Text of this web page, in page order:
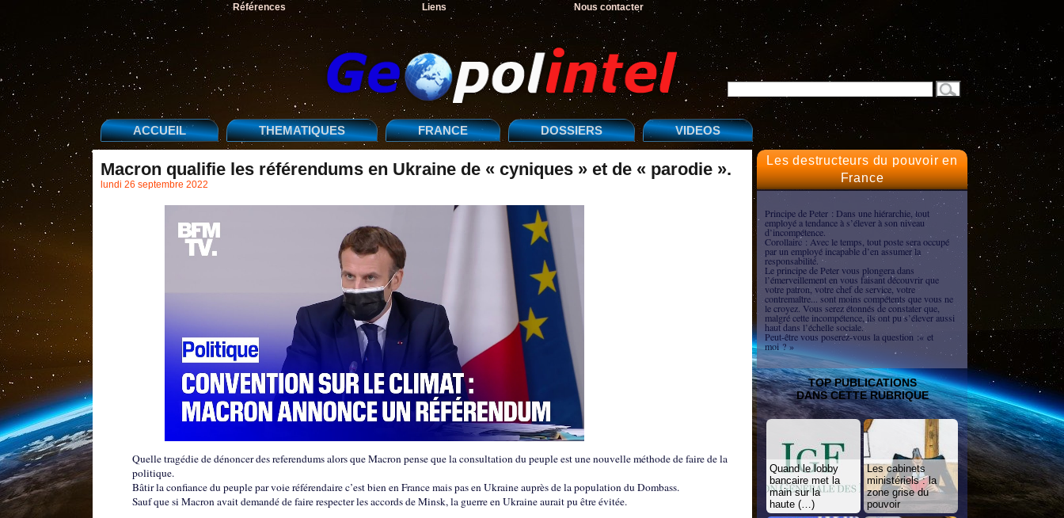
Références Liens Nous contacter
ACCUEIL THEMATIQUES FRANCE DOSSIERS VIDEOS
Macron qualifie les référendums en Ukraine de « cyniques » et de « parodie ».
lundi 26 septembre 2022
Quelle tragédie de dénoncer des referendums alors que Macron pense que la consultation du peuple est une nouvelle méthode de faire de la
politique.
Bâtir la confiance du peuple par voie référendaire c’est bien en France mais pas en Ukraine auprès de la population du Dombass.
Sauf que si Macron avait demandé de faire respecter les accords de Minsk, la guerre en Ukraine aurait pu être évitée.
Les destructeurs du pouvoir en
France
Principe de Peter : Dans une hiérarchie, tout
employé a tendance à s’élever à son niveau
d’incompétence.
Corollaire : Avec le temps, tout poste sera occupé
par un employé incapable d’en assumer la
responsabilité.
Le principe de Peter vous plongera dans
l’émerveillement en vous faisant découvrir que
votre patron, votre chef de service, votre
contremaître... sont moins compétents que vous ne
le croyez. Vous serez étonnés de constater que,
malgré cette incompétence, ils ont pu s’élever aussi
haut dans l’échelle sociale.
Peut-être vous poserez-vous la question :« et
moi ? »
TOP PUBLICATIONS
DANS CETTE RUBRIQUE
Quand le lobby
bancaire met la
main sur la
haute (…)
Les cabinets
ministériels : la
zone grise du
pouvoir